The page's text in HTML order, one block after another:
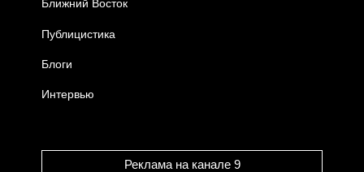
Ближний Восток
Публицистика
Блоги
Интервью
Реклама на канале 9